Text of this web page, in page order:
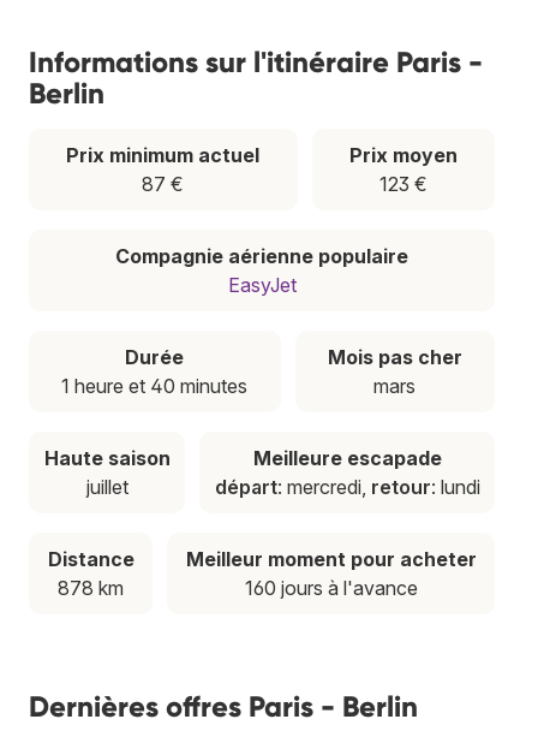
Informations sur l'itinéraire Paris -
Berlin
Prix minimum actuel
87 €
Prix moyen
123 €
Compagnie aérienne populaire
EasyJet
Durée
1 heure et 40 minutes
Mois pas cher
mars
Haute saison
juillet
Meilleure escapade
départ: mercredi, retour: lundi
Distance
878 km
Meilleur moment pour acheter
160 jours à l'avance
Dernières offres Paris - Berlin